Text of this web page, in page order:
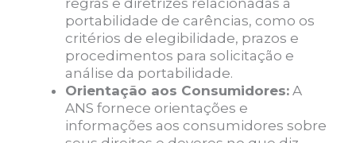
regras e diretrizes relacionadas à
portabilidade de carências, como os
critérios de elegibilidade, prazos e
procedimentos para solicitação e
análise da portabilidade.
Orientação aos Consumidores: A
ANS fornece orientações e
informações aos consumidores sobre